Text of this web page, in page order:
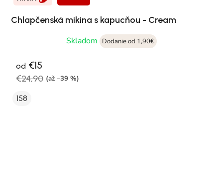
Chlapčenská mikina s kapucňou - Cream
Skladom
Dodanie od 1,90€
od €15
€24,90 (až –39 %)
158